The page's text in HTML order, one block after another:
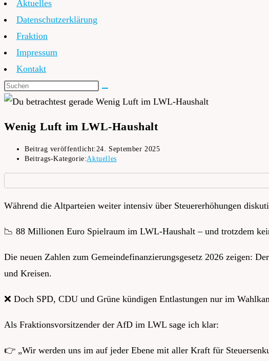
Aktuelles
Datenschutzerklärung
Fraktion
Impressum
Kontakt
Wenig Luft im LWL-Haushalt
Beitrag veröffentlicht: 24. September 2025
Beitrags-Kategorie:Aktuelles
Während die Altparteien weiter intensiv über Steuererhöhungen
📉 88 Millionen Euro Spielraum im LWL-Haushalt – und trotzdem
Die neuen Zahlen zum Gemeindefinanzierungsgesetz 2026 zeigen:
und Kreisen.
❌ Doch SPD, CDU und Grüne kündigen Entlastungen nur im
Als Fraktionsvorsitzender der AfD im LWL sage ich klar:
👉 „Wir werden uns im auf jeder Ebene mit aller Kraft für